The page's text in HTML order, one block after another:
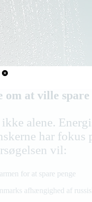
om at ville spare
alene.
har fokus
vil:
for at spare penge
afhængighed af